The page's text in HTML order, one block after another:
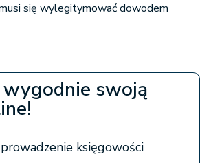
się wylegitymować dowodem
wygodnie swoją
księgowości